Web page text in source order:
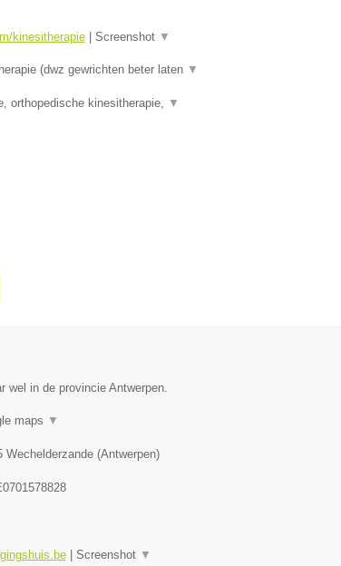
kinesitherapie| Screenshot ▼
(dwz gewrichten beter laten ▼
orthopedische kinesitherapie, ▼
wel in de provincie Antwerpen.
maps ▼
Wechelderzande(Antwerpen)
| Screenshot ▼